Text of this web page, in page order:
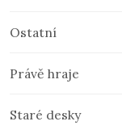
Ostatní
Právě hraje
Staré desky